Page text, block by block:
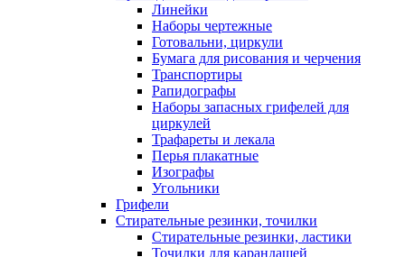
Линейки
Наборы чертежные
Готовальни, циркули
Бумага для рисования и черчения
Транспортиры
Рапидографы
Наборы запасных грифелей для
циркулей
Трафареты и лекала
Перья плакатные
Изографы
Угольники
Грифели
Стирательные резинки, точилки
Стирательные резинки, ластики
Точилки для карандашей